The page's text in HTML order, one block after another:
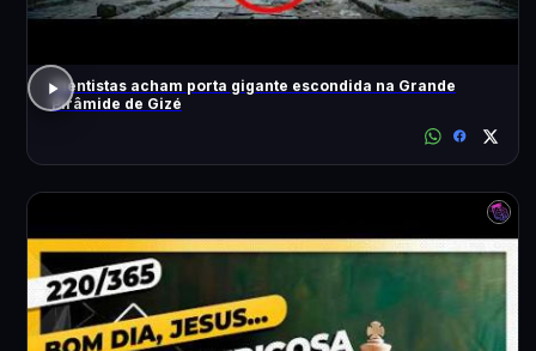
Cientistas acham porta gigante escondida na Grande
Pirâmide de Gizé